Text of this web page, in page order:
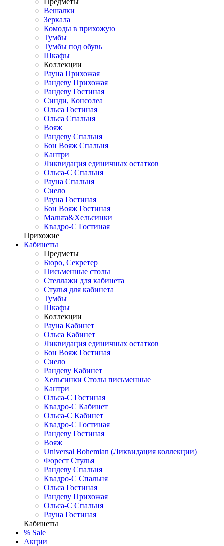
Предметы
Вешалки
Зеркала
Комоды в прихожую
Тумбы
Тумбы под обувь
Шкафы
Коллекции
Рауна Прихожая
Рандеву Прихожая
Рандеву Гостиная
Синди, Консолеа
Ольса Гостиная
Ольса Спальня
Вояж
Рандеву Спальня
Бон Вояж Спальня
Кантри
Ликвидация единичных остатков
Ольса-С Спальня
Рауна Спальня
Сиело
Рауна Гостиная
Бон Вояж Гостиная
Мальта&Хельсинки
Квадро-С Гостиная
Прихожие
Кабинеты
Предметы
Бюро, Секретер
Письменные столы
Стеллажи для кабинета
Стулья для кабинета
Тумбы
Шкафы
Коллекции
Рауна Кабинет
Ольса Кабинет
Ликвидация единичных остатков
Бон Вояж Гостиная
Сиело
Рандеву Кабинет
Хельсинки Столы письменные
Кантри
Ольса-С Гостиная
Квадро-С Кабинет
Ольса-С Кабинет
Квадро-С Гостиная
Рандеву Гостиная
Вояж
Universal Bohemian (Ликвидация коллекции)
Форест Стулья
Рандеву Спальня
Квадро-С Спальня
Ольса Гостиная
Рандеву Прихожая
Ольса-С Спальня
Рауна Гостиная
Кабинеты
% Sale
Акции